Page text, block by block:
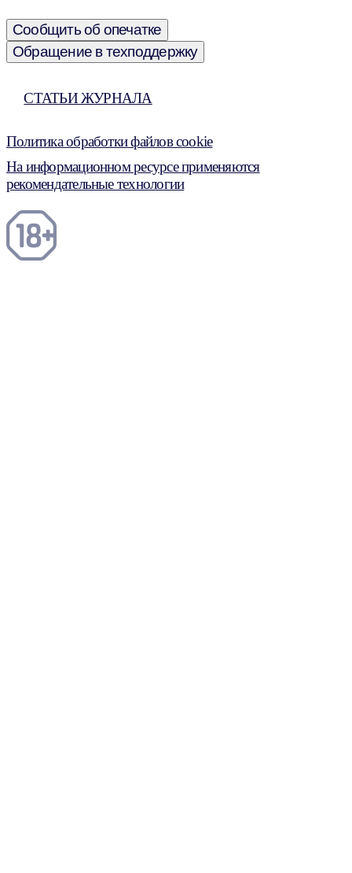
Сообщить об опечатке
Обращение в техподдержку
СТАТЬИ ЖУРНАЛА
Политика обработки файлов cookie
На информационном ресурсе применяются
рекомендательные технологии